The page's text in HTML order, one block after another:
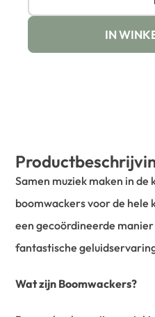
IN
Samen muziek maken in de
boomwackers voor de hele
een gecoördineerde
fantastische
Wat zijn Boomwackers?